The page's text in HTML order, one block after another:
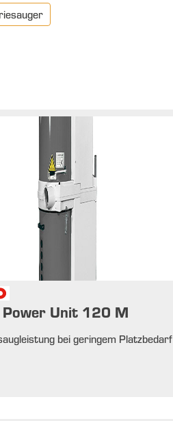
Power Unit 120 M
bei geringem Platzbedarf